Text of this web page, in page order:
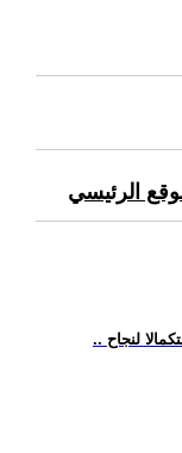
الرئيسي
لنجاح